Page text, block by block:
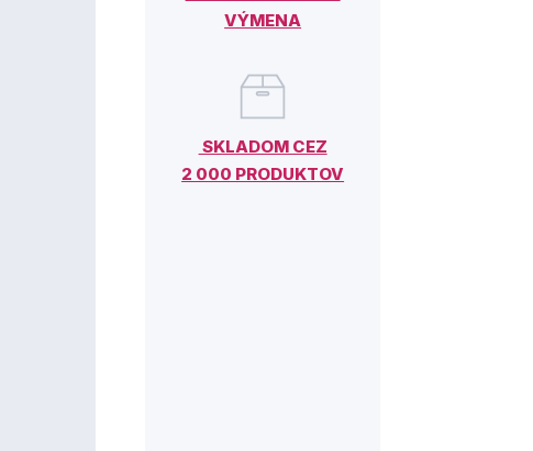
VÝMENA
SKLADOM CEZ
2 000 PRODUKTOV